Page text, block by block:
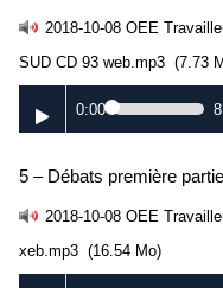
2018-10-08 OEE
SUD CD 93 web.mp3 (7.73
0:00
5 – Débats première partie
2018-10-08 OEE
xeb.mp3 (16.54 Mo)